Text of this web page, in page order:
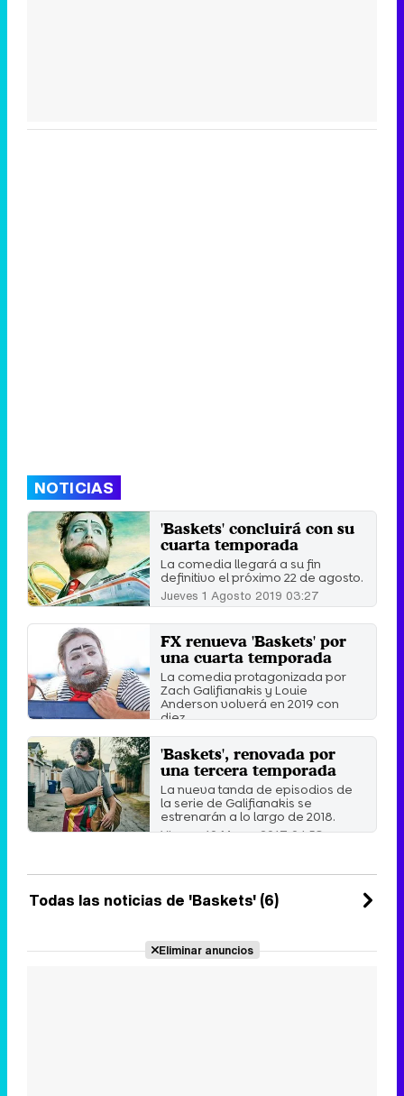
NOTICIAS
'Baskets' concluirá con su
cuarta temporada
La comedia llegará a su fin
definitivo el próximo 22 de agosto.
Jueves 1 Agosto 2019 03:27
FX renueva 'Baskets' por
una cuarta temporada
La comedia protagonizada por
Zach Galifianakis y Louie
Anderson volverá en 2019 con
diez ...
Viernes 25 Mayo 2018 01:24
'Baskets', renovada por
una tercera temporada
La nueva tanda de episodios de
la serie de Galifianakis se
estrenarán a lo largo de 2018.
Viernes 10 Marzo 2017 04:58
Todas las noticias de 'Baskets' (6)
Eliminar anuncios